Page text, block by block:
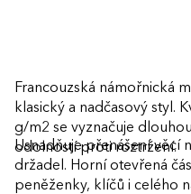
Francouzská námořnická
klasický a nadčasový styl.
g/m2 se vyznačuje
odolností proti roztržení.
Usnadňuje přenášení věcí
držadel. Horní otevřená
peněženky, klíčů i celého